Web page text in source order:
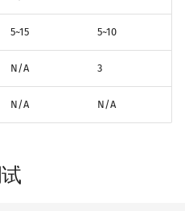
5~15 5~10
N/A 3
N/A N/A